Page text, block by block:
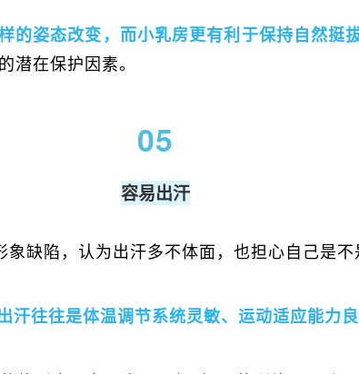
的姿态改变，而小乳房更有利于保持自然挺拔
潜在保护因素。
05
容易出汗
缺陷，认为出汗多不体面，也担心自己是不
汗往往是体温调节系统灵敏、运动适应能力良